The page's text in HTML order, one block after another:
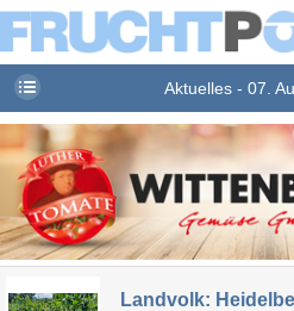
Aktuelles - 07.
Landvolk: